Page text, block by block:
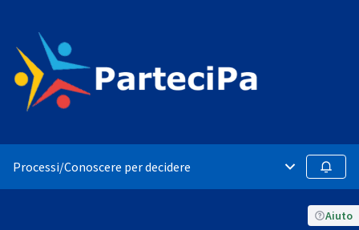
Processi/Conoscere per decidere Menù Segui
Aiuto